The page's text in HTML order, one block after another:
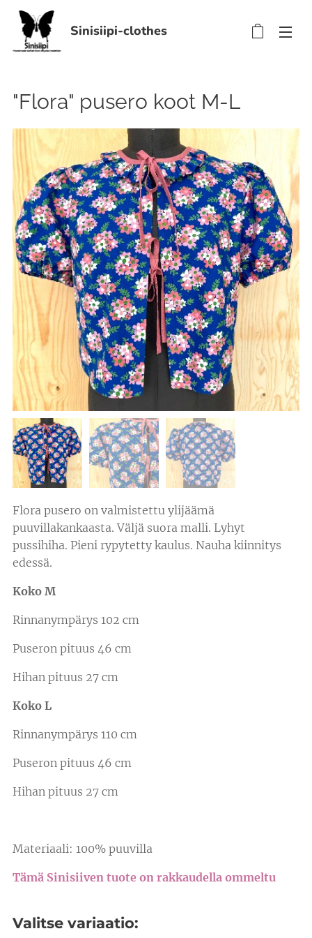
Sinisiipi-clothes
"Flora" pusero koot M-L
Flora pusero on valmistettu ylijäämä
puuvillakankaasta. Väljä suora malli. Lyhyt
pussihiha. Pieni rypytetty kaulus. Nauha kiinnitys
edessä.
Koko M
Rinnanympärys 102 cm
Puseron pituus 46 cm
Hihan pituus 27 cm
Koko L
Rinnanympärys 110 cm
Puseron pituus 46 cm
Hihan pituus 27 cm
Materiaali: 100% puuvilla
Tämä Sinisiiven tuote on rakkaudella ommeltu
Valitse variaatio: